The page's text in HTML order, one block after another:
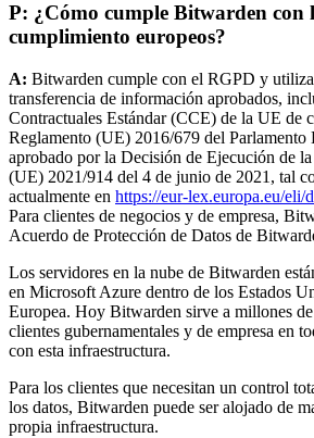
P: ¿Cómo cumple Bitwarden con
cumplimiento europeos?
A: Bitwarden cumple con el RGPD y utiliza
transferencia de información aprobados,
Contractuales Estándar (CCE) de la UE de
Reglamento (UE) 2016/679 del Parlamento
aprobado por la Decisión de Ejecución de
(UE) 2021/914 del 4 de junio de 2021, tal
actualmente en https://eur-lex.europa.eu/eli/
Para clientes de negocios y de empresa,
Acuerdo de Protección de Datos de
Los servidores en la nube de Bitwarden
en Microsoft Azure dentro de los Estados
Europea. Hoy Bitwarden sirve a millones
clientes gubernamentales y de empresa en
con esta infraestructura.
Para los clientes que necesitan un control
los datos, Bitwarden puede ser alojado de
propia infraestructura.